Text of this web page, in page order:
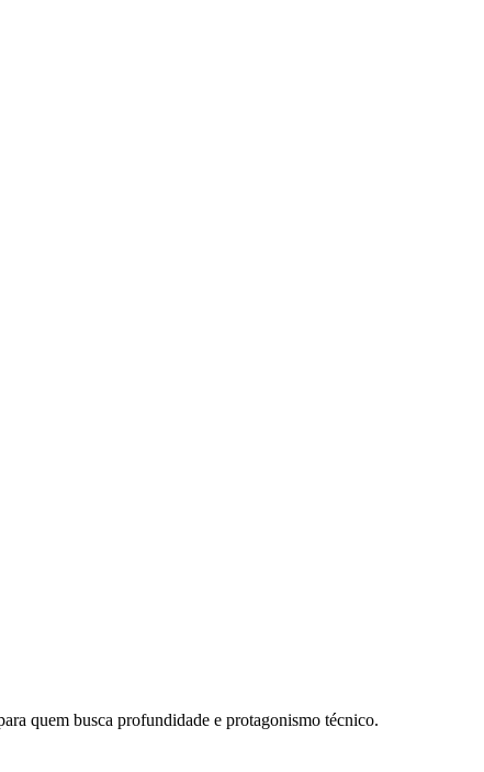
quem busca profundidade e protagonismo técnico.